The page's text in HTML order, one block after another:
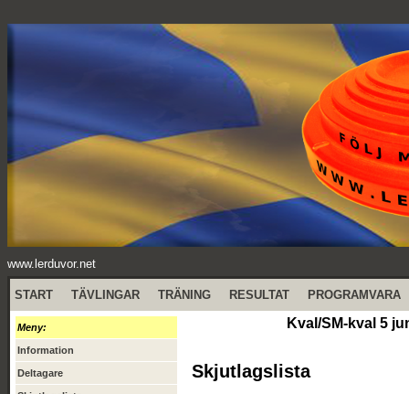
www.lerduvor.net
START TÄVLINGAR TRÄNING RESULTAT PROGRAMVARA
Meny:
Information
Deltagare
Kval/SM-kval 5
Skjutlagslista